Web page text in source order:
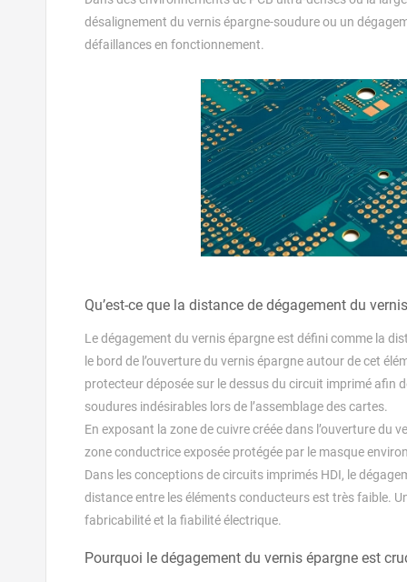
désalignement du vernis épargne-soudure ou un
défaillances en fonctionnement.
Qu’est-ce que la distance de dégagement du
Le dégagement du vernis épargne est défini comme la
le bord de l’ouverture du vernis épargne autour de cet
protecteur déposée sur le dessus du circuit imprimé afin
soudures indésirables lors de l’assemblage des cartes.
En exposant la zone de cuivre créée dans l’ouverture
zone conductrice exposée protégée par le masque
Dans les conceptions de circuits imprimés HDI, le
distance entre les éléments conducteurs est très faible.
fabricabilité et la fiabilité électrique.
Pourquoi le dégagement du vernis épargne est